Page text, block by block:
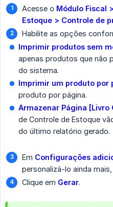
Acesse o Módulo Fiscal
Estoque > Controle de
Habilite as opções
Imprimir produtos sem
apenas produtos que não
do sistema.
Imprimir um produto por
produto por página.
Armazenar Página [Livro
de Controle de Estoque
do último relatório gerado.
Em Configurações
personalizá-lo ainda
Clique em Gerar.